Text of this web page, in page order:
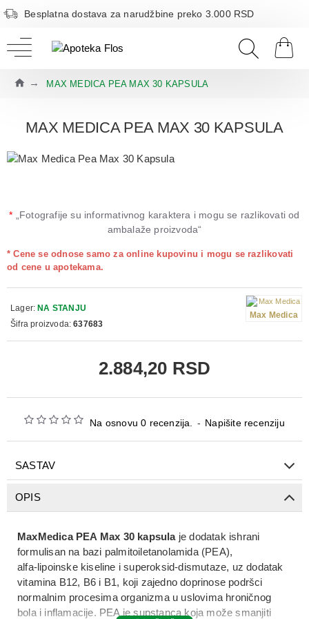
Besplatna dostava za narudžbine preko 3.000 RSD
MAX MEDICA PEA MAX 30 KAPSULA
MAX MEDICA PEA MAX 30 KAPSULA
* „Fotografije su informativnog karaktera i mogu se razlikovati od
ambalaže proizvoda“
Na osnovu 0 recenzija. - Napišite recenziju
* Cene se odnose samo za online kupovinu i mogu se razlikovati
od cene u apotekama.
2.884,20 RSD
Lager: NA STANJU
Šifra proizvoda: 637683
Max Medica
SASTAV
OPIS
MaxMedica PEA Max 30 kapsulaje dodatak ishrani
formulisan na bazi palmitoiletanolamida (PEA),
alfa‑lipoinske kiseline isuperoksid‑dismutaze, uz dodatak
vitamina B12, B6 i B1, koji zajedno doprinose podršci
normalnim procesima organizma u uslovima hroničnog
bola i inflamacije. PEA je supstanca koja može smanjiti